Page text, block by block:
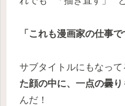
「これも漫画家の仕事で
サブタイトルにもなって
た顔の中に、一点の曇
んだ！